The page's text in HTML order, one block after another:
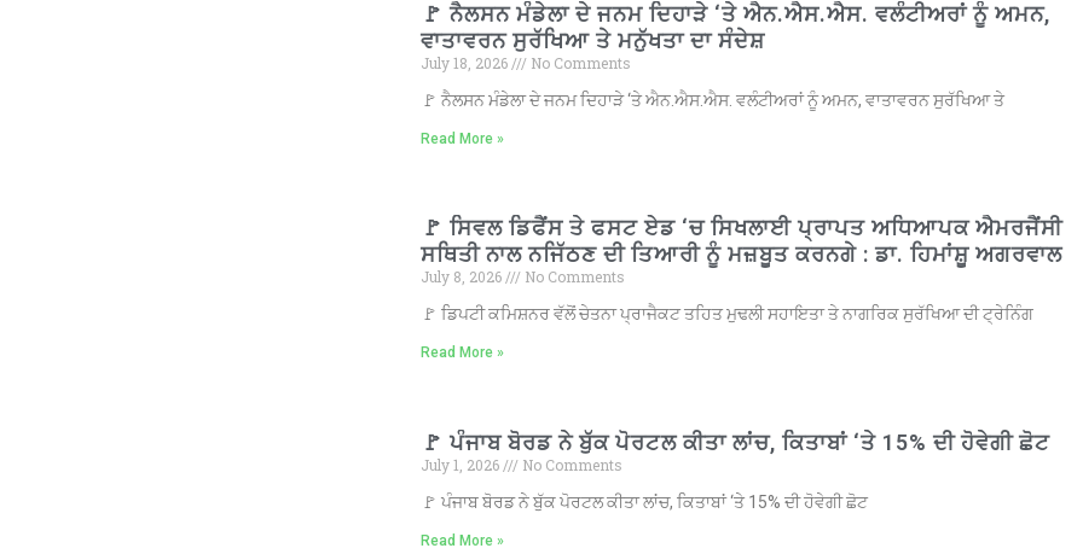
🚩 ਨੈਲਸਨ ਮੰਡੇਲਾ ਦੇ ਜਨਮ ਦਿਹਾੜੇ ‘ਤੇ ਐਨ.ਐਸ.ਐਸ. ਵਲੰਟੀਅਰਾਂ ਨੂੰ ਅਮਨ,
ਵਾਤਾਵਰਨ ਸੁਰੱਖਿਆ ਤੇ ਮਨੁੱਖਤਾ ਦਾ ਸੰਦੇਸ਼
July 18, 2026
No Comments
🚩 ਨੈਲਸਨ ਮੰਡੇਲਾ ਦੇ ਜਨਮ ਦਿਹਾੜੇ ‘ਤੇ ਐਨ.ਐਸ.ਐਸ. ਵਲੰਟੀਅਰਾਂ ਨੂੰ ਅਮਨ, ਵਾਤਾਵਰਨ ਸੁਰੱਖਿਆ ਤੇ
Read More »
🚩 ਸਿਵਲ ਡਿਫੈਂਸ ਤੇ ਫਸਟ ਏਡ ‘ਚ ਸਿਖਲਾਈ ਪ੍ਰਾਪਤ ਅਧਿਆਪਕ ਐਮਰਜੈਂਸੀ
ਸਥਿਤੀ ਨਾਲ ਨਜਿੱਠਣ ਦੀ ਤਿਆਰੀ ਨੂੰ ਮਜ਼ਬੂਤ ਕਰਨਗੇ : ਡਾ. ਹਿਮਾਂਸ਼ੂ ਅਗਰਵਾਲ
July 8, 2026
No Comments
🚩 ਡਿਪਟੀ ਕਮਿਸ਼ਨਰ ਵੱਲੋਂ ਚੇਤਨਾ ਪ੍ਰਾਜੈਕਟ ਤਹਿਤ ਮੁਢਲੀ ਸਹਾਇਤਾ ਤੇ ਨਾਗਰਿਕ ਸੁਰੱਖਿਆ ਦੀ ਟ੍ਰੇਨਿੰਗ
Read More »
🚩 ਪੰਜਾਬ ਬੋਰਡ ਨੇ ਬੁੱਕ ਪੋਰਟਲ ਕੀਤਾ ਲਾਂਚ, ਕਿਤਾਬਾਂ ‘ਤੇ 15% ਦੀ ਹੋਵੇਗੀ ਛੋਟ
July 1, 2026
No Comments
🚩 ਪੰਜਾਬ ਬੋਰਡ ਨੇ ਬੁੱਕ ਪੋਰਟਲ ਕੀਤਾ ਲਾਂਚ, ਕਿਤਾਬਾਂ ‘ਤੇ 15% ਦੀ ਹੋਵੇਗੀ ਛੋਟ
Read More »